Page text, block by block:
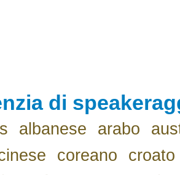
di
albanese arabo
coreano
croato